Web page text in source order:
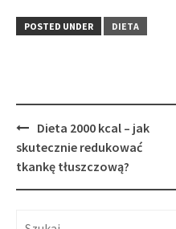
POSTED UNDER DIETA
Post
navigation
Dieta 2000 kcal – jak
skutecznie redukować
tkankę tłuszczową?